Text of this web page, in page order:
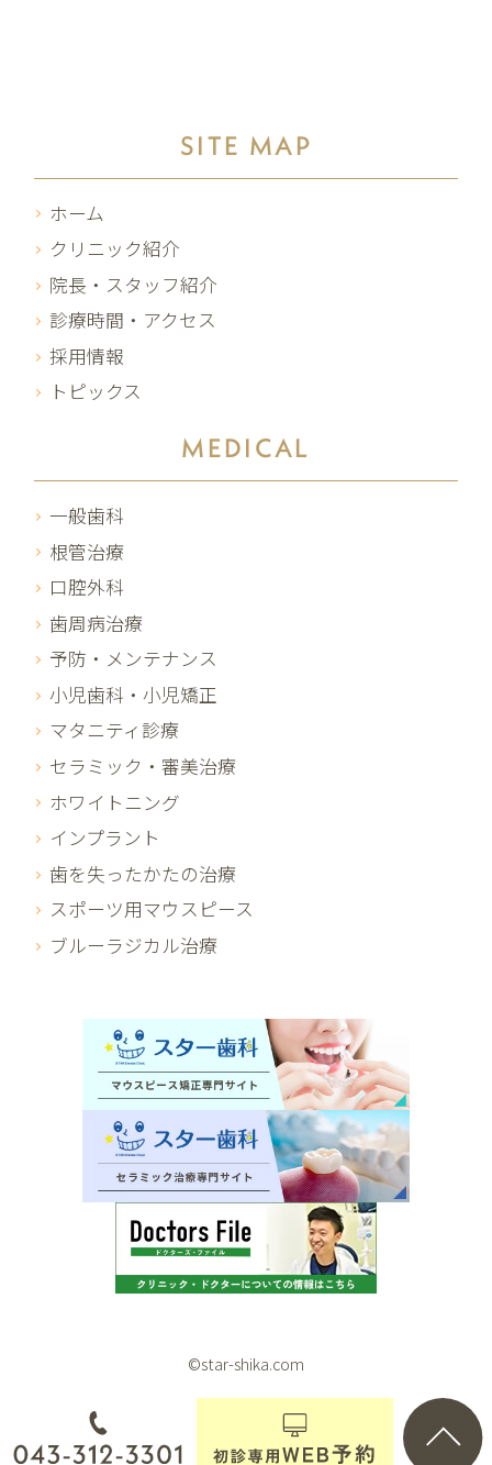
SITE MAP
ホーム
クリニック紹介
院長・スタッフ紹介
診療時間・アクセス
採用情報
トピックス
MEDICAL
一般歯科
根管治療
口腔外科
歯周病治療
予防・メンテナンス
小児歯科・小児矯正
マタニティ診療
セラミック・審美治療
ホワイトニング
インプラント
歯を失ったかたの治療
スポーツ用マウスピース
ブルーラジカル治療
©star-shika.com